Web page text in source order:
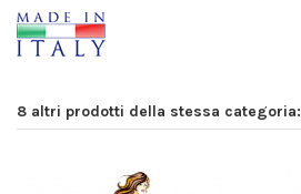
8 altri prodotti della stessa categoria: